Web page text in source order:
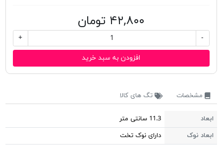
۴۲,۸۰۰ تومان
-
+
افزودن به سبد خرید
مشخصات تگ های کالا
ابعاد
11.3 سانتی متر
ابعاد نوک
دارای نوک تخت